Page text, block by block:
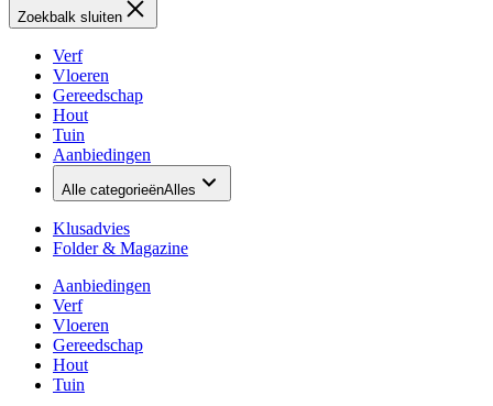
Zoekbalk sluiten
Verf
Vloeren
Gereedschap
Hout
Tuin
Aanbiedingen
Alle categorieënAlles
Klusadvies
Folder & Magazine
Aanbiedingen
Verf
Vloeren
Gereedschap
Hout
Tuin